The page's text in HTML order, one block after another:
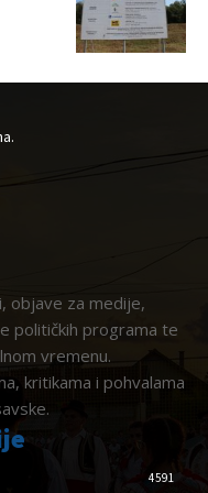
objave za medije,
političkih programa te
vremenu.
kritikama i pohvalama
4591